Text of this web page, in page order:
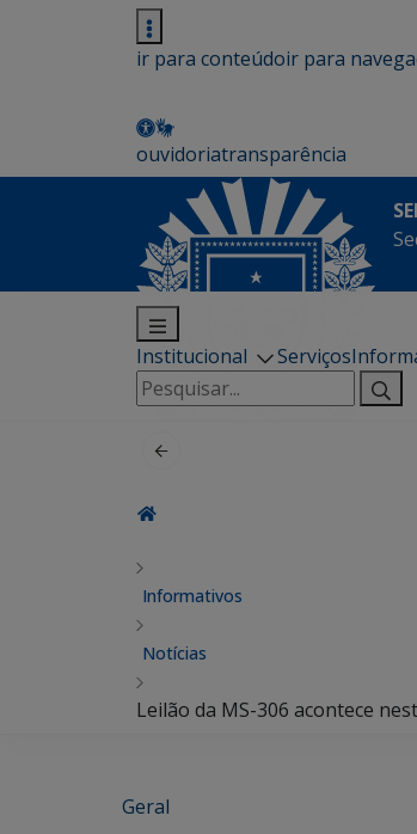
ir para conteúdoir para
ouvidoriatransparência
Institucional Serviços
Pesquisar
por:
Informativos
Notícias
Leilão da MS-306 acontece
Geral